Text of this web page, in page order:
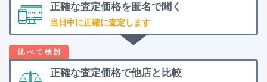
正確な査定価格を 匿名で聞く
当日中に正確に査定します
正確な査定価格で他店と比較